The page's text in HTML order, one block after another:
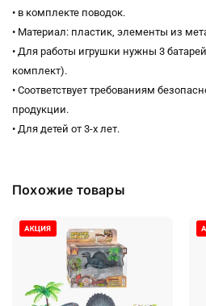
• в комплекте поводок.
• Материал: пластик, элементы из
• Для работы игрушки нужны 3
комплект).
• Соответствует требованиям
продукции.
• Для детей от 3-х лет.
Похожие товары